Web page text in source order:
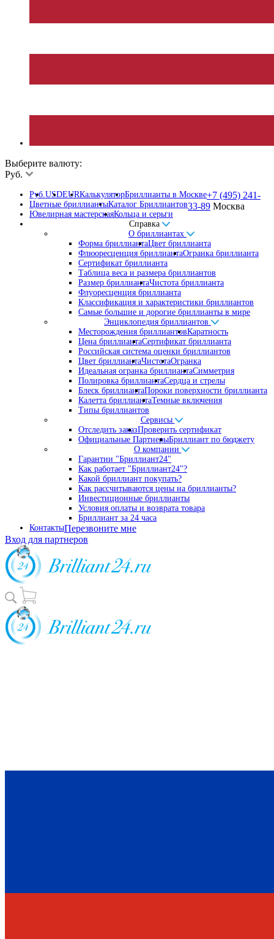
Выберите валюту:
Руб.
Руб.USDEURКалькуляторБриллианты в Москве
Цветные бриллиантыКаталог Бриллиантов
Ювелирная мастерскаяКольца и серьги
Справка
О бриллиантах
Форма бриллиантаЦвет бриллианта
Флюоресценция бриллиантаОгранка бриллианта
Сертификат бриллианта
Таблица веса и размера бриллиантов
Размер бриллиантаЧистота бриллианта
Флуоресценция бриллианта
Классификация и характеристики бриллиантов
Самые большие и дорогие бриллианты в мире
Энциклопедия бриллиантов
Месторождения бриллиантовКаратность
Цена бриллиантаСертификат бриллианта
Российская система оценки бриллиантов
Цвет бриллиантаЧистотаОгранка
Идеальная огранка бриллиантаСимметрия
Полировка бриллиантаСердца и стрелы
Блеск бриллиантаПороки поверхности бриллианта
Калетта бриллиантаТемные включения
Типы бриллиантов
Сервисы
Отследить заказПроверить сертификат
Официальные ПартнерыБриллиант по бюджету
О компании
Гарантии "Бриллиант24"
Как работает "Бриллиант24"?
Какой бриллиант покупать?
Как рассчитываются цены на бриллианты?
Инвестиционные бриллианты
Условия оплаты и возврата товара
Бриллиант за 24 часа
Контакты
+7 (495) 241-
33-89 Москва
Перезвоните мне
Вход для партнеров